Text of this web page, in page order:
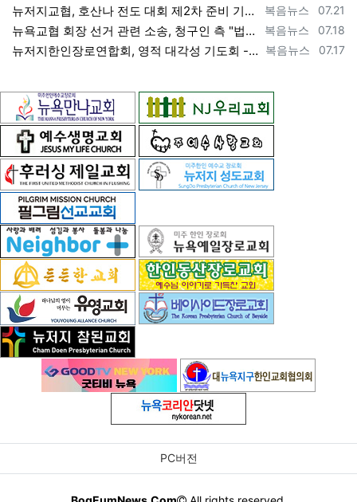
등록자
복음뉴스 등록일
07.21
뉴저지교협, 호산나 전도 대회 제2차 준비 기도회 --- "사람이 아니라 하나님께서 일하신다" [2026년 7월 21일 화요일 자 뉴욕일보 기사…
등록자
복음뉴스 등록일
07.18
뉴욕교협 회장 선거 관련 소송, 청구인 측 "법원 조속한 결정과 심리ㅜ 요청" [2026년 7월 18일 토요일 자 뉴욕일보 기사] ==> htt…
등록자
복음뉴스 등록일
07.17
뉴저지한인장로연합회, 영적 대각성 기도회 --- "우리의 기준은 하나님 말씀" [2026년 7월 17일 금요일 자 뉴욕일보 기사] ==> htt…
PC버전